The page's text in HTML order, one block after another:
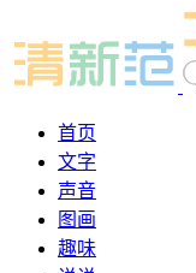
首页
文字
声音
图画
趣味